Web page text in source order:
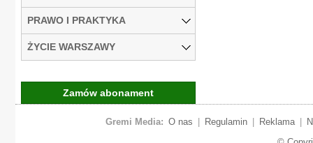
PRAWO I PRAKTYKA
ŻYCIE WARSZAWY
Zamów abonament
Gremi Media: O nas Regulamin Reklama